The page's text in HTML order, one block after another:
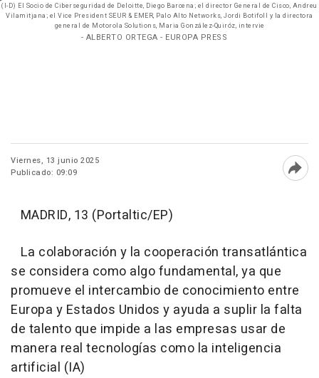
(I-D) El Socio de Ciberseguridad de Deloitte, Diego Barcena; el director General de Cisco, Andreu
Vilamitjana; el Vice President SEUR & EMER, Palo Alto Networks, Jordi Botifoll y la directora
general de Motorola Solutions, Maria González-Quiróz, intervie
- ALBERTO ORTEGA - EUROPA PRESS
Viernes, 13 junio 2025
Publicado: 09:09
MADRID, 13 (Portaltic/EP)
La colaboración y la cooperación transatlántica
se considera como algo fundamental, ya que
promueve el intercambio de conocimiento entre
Europa y Estados Unidos y ayuda a suplir la falta
de talento que impide a las empresas usar de
manera real tecnologías como la inteligencia
artificial (IA)